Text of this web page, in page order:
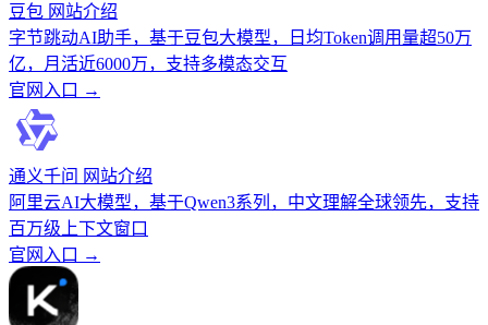
豆包 网站介绍
字节跳动AI助手，基于豆包大模型，日均Token调用量超50万
亿，月活近6000万，支持多模态交互
官网入口 →
通义千问 网站介绍
阿里云AI大模型，基于Qwen3系列，中文理解全球领先，支持
百万级上下文窗口
官网入口 →